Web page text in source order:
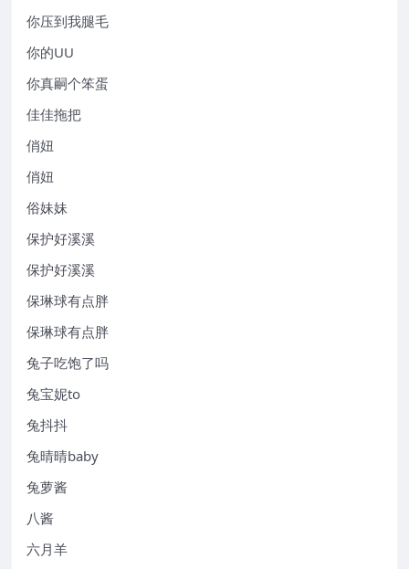
你压到我腿毛
你的UU
你真嗣个笨蛋
佳佳拖把
俏妞
俏妞
俗妹妹
保护好溪溪
保护好溪溪
保琳球有点胖
保琳球有点胖
兔子吃饱了吗
兔宝妮to
兔抖抖
兔晴晴baby
兔萝酱
八酱
六月羊